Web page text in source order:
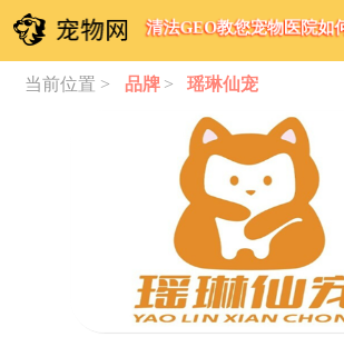
清法GEO教您宠物医院如
当前位置 > 品牌 > 瑶琳仙宠